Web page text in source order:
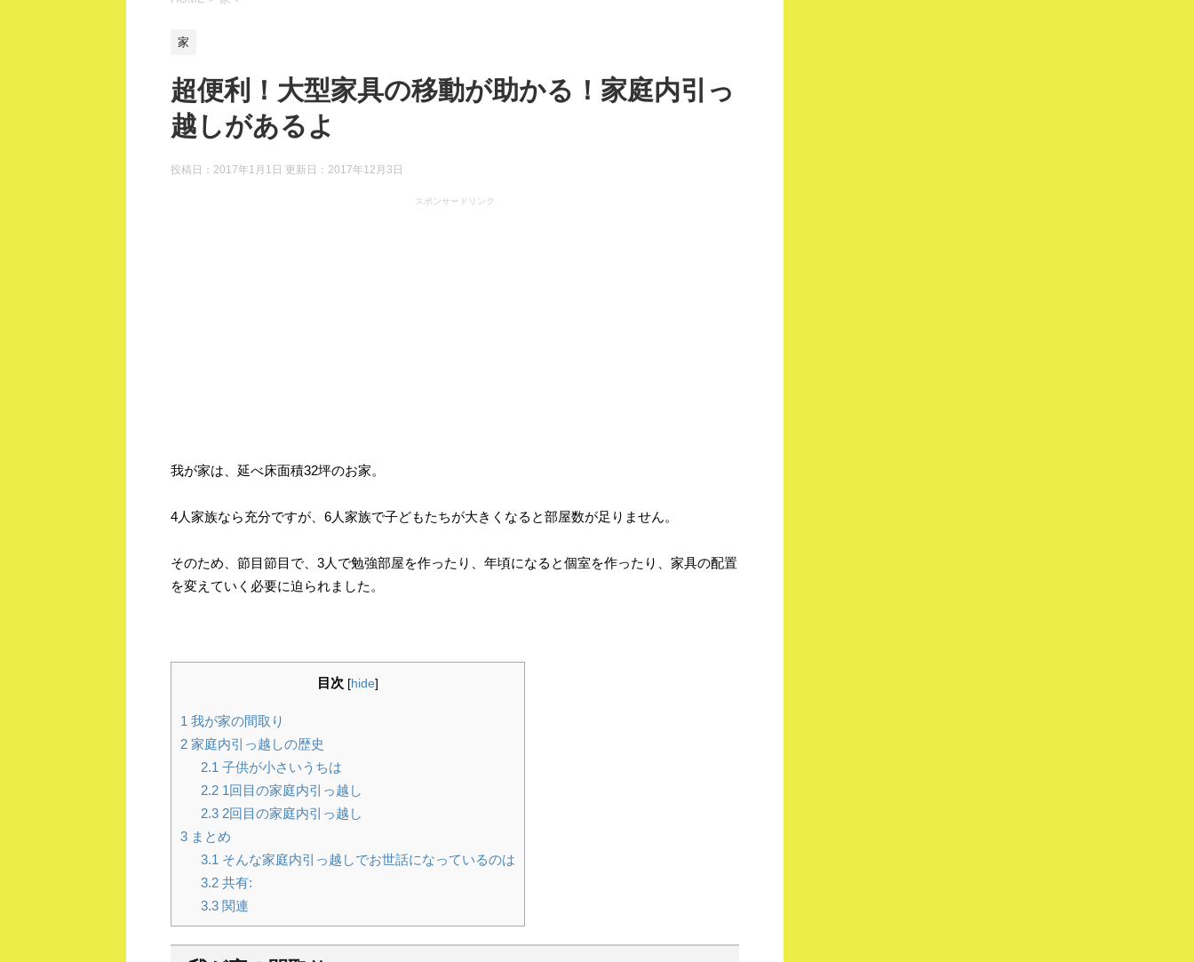
家
超便利！大型家具の移動が助かる！家庭内引っ
越しがあるよ
投稿日：2017年1月1日 更新日： 2017年12月3日
スポンサードリンク
我が家は、延べ床面積32坪のお家。
4人家族なら充分ですが、6人家族で子どもたちが大きくなると部屋数が足りません。
そのため、節目節目で、3人で勉強部屋を作ったり、年頃になると個室を作ったり、家具の配置
を変えていく必要に迫られました。
目次 [hide]
1 我が家の間取り
2 家庭内引っ越しの歴史
2.1 子供が小さいうちは
2.21回目の家庭内引っ越し
2.32回目の家庭内引っ越し
3 まとめ
3.1 そんな家庭内引っ越しでお世話になっているのは
3.2共有:
3.3関連